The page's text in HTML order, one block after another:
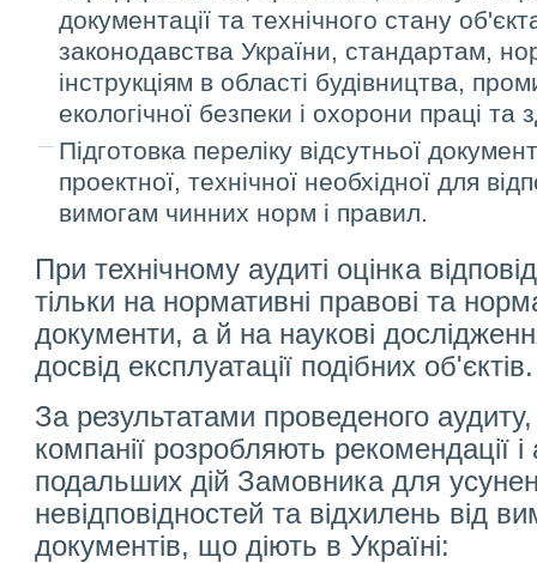
документації та технічного стану
законодавства України, стандартам,
інструкціям в області будівництва,
екологічної безпеки і охорони праці та
Підготовка переліку відсутньої
проектної, технічної необхідної для
вимогам чинних норм і правил.
При технічному аудиті оцінка
тільки на нормативні правові та
документи, а й на наукові
досвід експлуатації подібних об'єктів.
За результатами проведеного
компанії розробляють рекомендації
подальших дій Замовника для
невідповідностей та відхилень від
документів, що діють в Україні: